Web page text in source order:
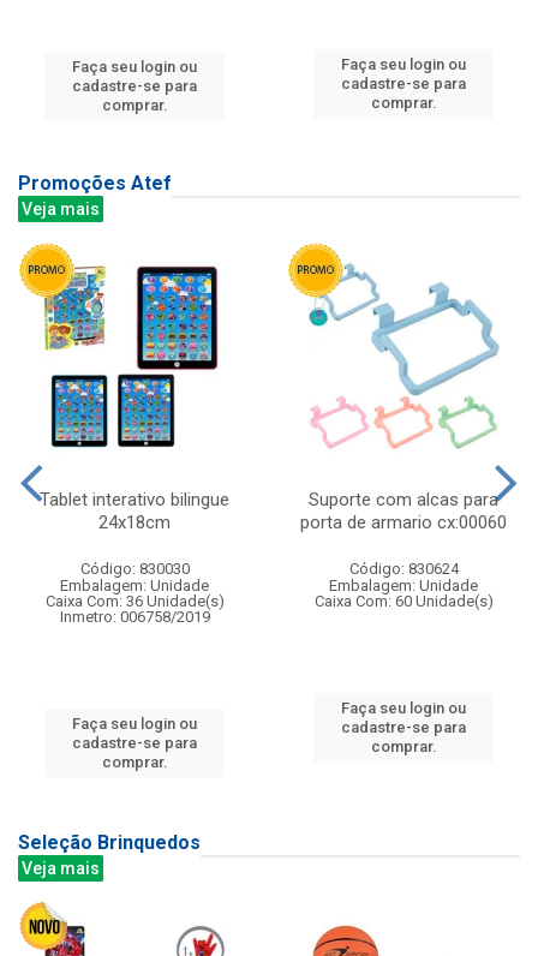
Faça seu login ou
cadastre-se para
comprar.
Faça seu login ou
cadastre-se para
comprar.
Promoções Atef
Veja mais
Tablet interativo bilingue
24x18cm
Código: 830030
Embalagem: Unidade
Caixa Com: 36 Unidade(s)
Inmetro: 006758/2019
Faça seu login ou
cadastre-se para
comprar.
Suporte com alcas para
porta de armario cx:00060
Código: 830624
Embalagem: Unidade
Caixa Com: 60 Unidade(s)
Faça seu login ou
cadastre-se para
comprar.
Seleção Brinquedos
Veja mais